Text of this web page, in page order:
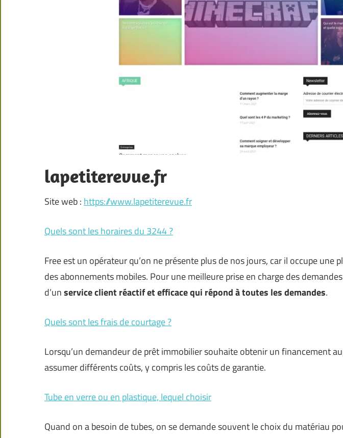
lapetiterevue.fr
Site web : https://www.lapetiterevue.fr
Quels sont les horaires du 3244 ?
Free est un opérateur qu’on ne présente plus de nos jours, car il occupe une
des abonnements mobiles. Pour une meilleure prise en charge des
d’unservice client réactif et efficace qui répond à toutes les demandes.
Quels sont les frais de courtage ?
Lorsqu’un demandeur de prêt immobilier souhaite obtenir un financement
assumer différents coûts, y compris les coûts de garantie.
Tube en verre ou en plastique, lequel choisir
Quand on a besoin de tubes, on se demande souvent le choix du matériau